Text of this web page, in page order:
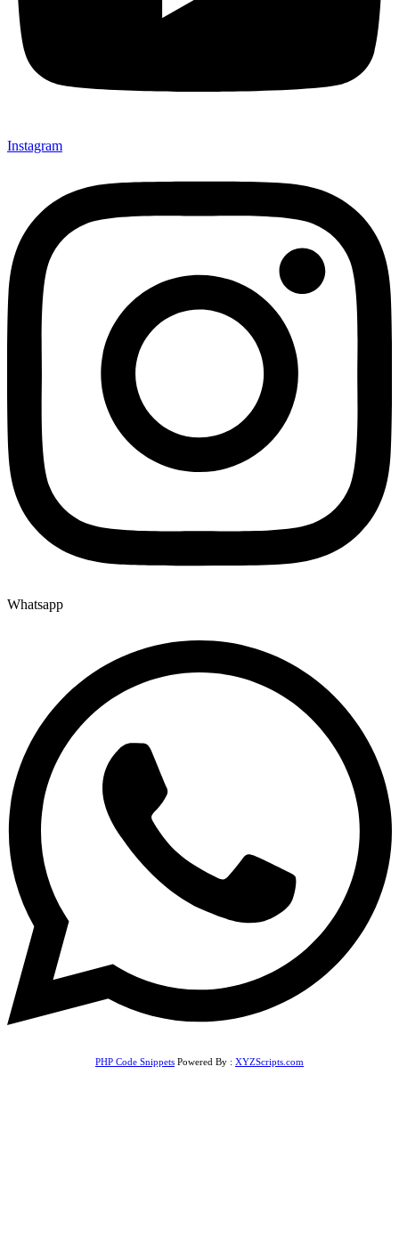
Instagram
Whatsapp
PHP Code Snippets Powered By : XYZScripts.com